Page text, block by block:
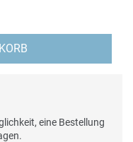
eine Bestellung